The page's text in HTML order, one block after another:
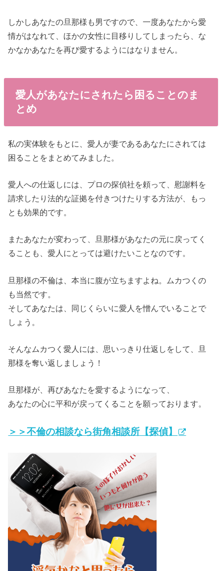
しかしあなたの旦那様も男ですので、一度あなたから愛
情がはなれて、ほかの女性に目移りしてしまったら、な
かなかあなたを再び愛するようにはなりません。
愛人があなたにされたら困ることのま
とめ
私の実体験をもとに、愛人が妻であるあなたにされては
困ることをまとめてみました。
愛人への仕返しには、プロの探偵社を頼って、慰謝料を
請求したり法的な証拠を付きつけたりする方法が、もっ
とも効果的です。
またあなたが変わって、旦那様があなたの元に戻ってく
ることも、愛人にとっては避けたいことなのです。
旦那様の不倫は、本当に腹が立ちますよね。ムカつくの
も当然です。
そしてあなたは、同じくらいに愛人を憎んでいることで
しょう。
そんなムカつく愛人には、思いっきり仕返しをして、旦
那様を奪い返しましょう！
旦那様が、再びあなたを愛するようになって、
あなたの心に平和が戻ってくることを願っております。
＞＞不倫の相談なら街角相談所【探偵】